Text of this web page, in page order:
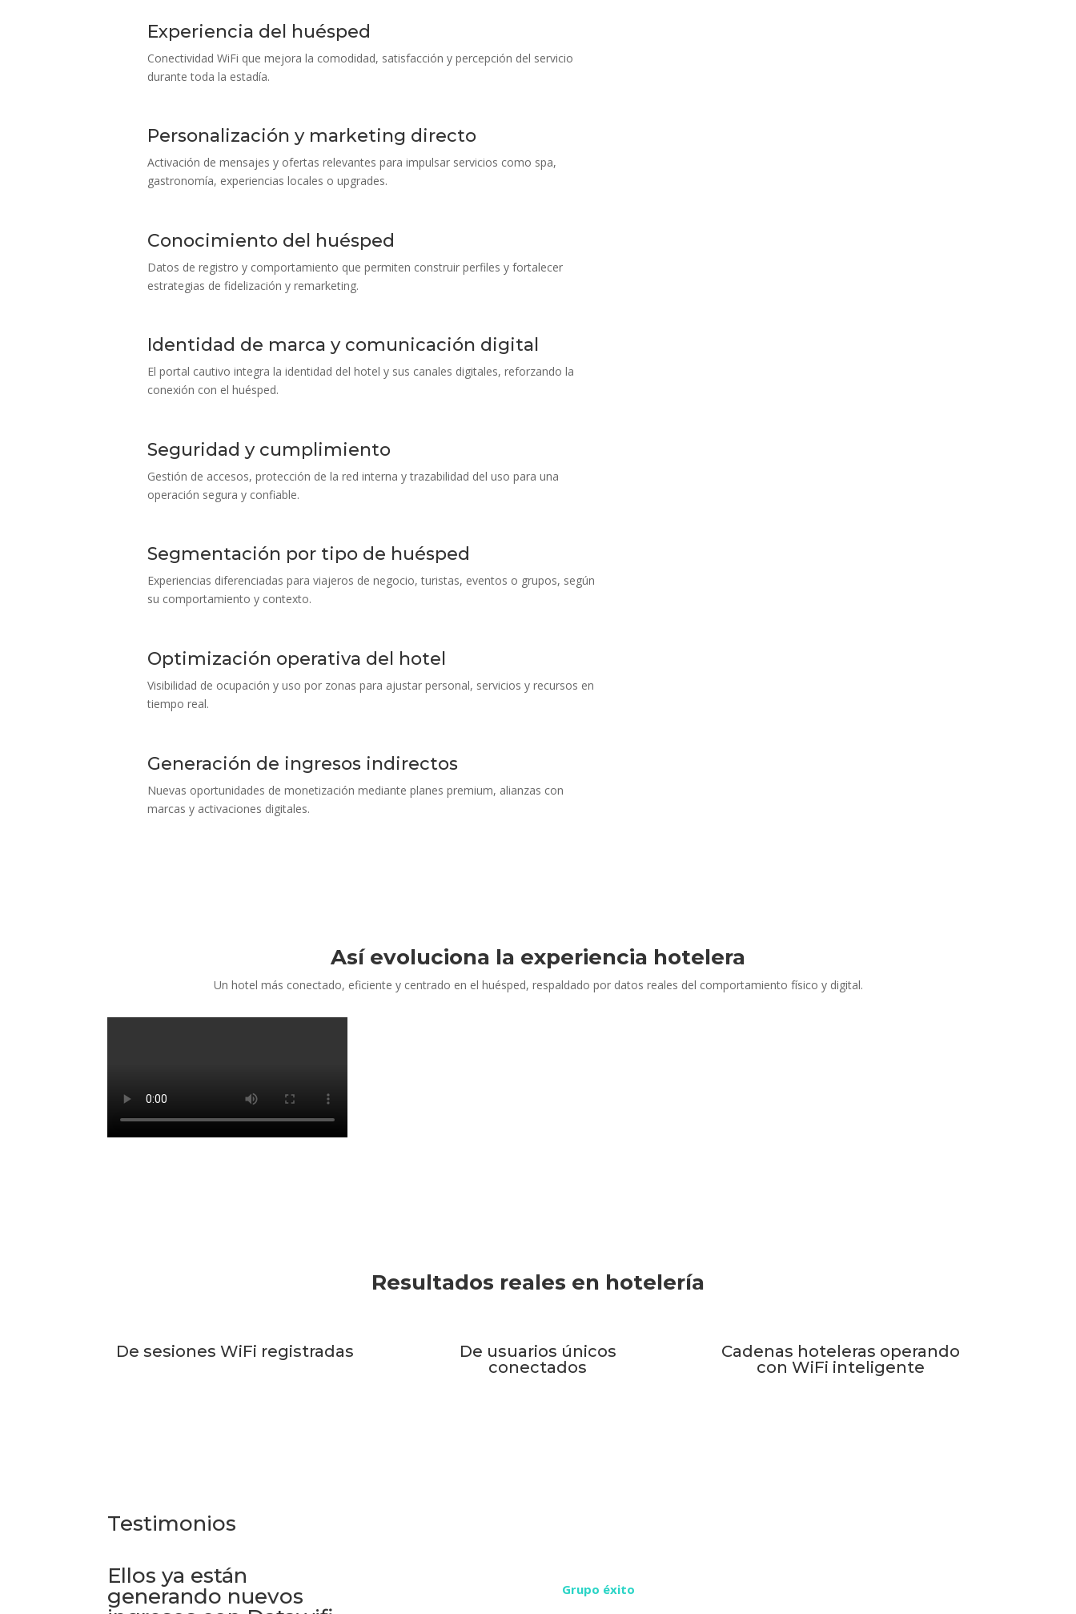
Experiencia del huésped
Conectividad WiFi que mejora la comodidad, satisfacción y percepción del servicio
durante toda la estadía.
Personalización y marketing directo
Activación de mensajes y ofertas relevantes para impulsar servicios como spa,
gastronomía, experiencias locales o upgrades.
Conocimiento del huésped
Datos de registro y comportamiento que permiten construir perfiles y fortalecer
estrategias de fidelización y remarketing.
Identidad de marca y comunicación digital
El portal cautivo integra la identidad del hotel y sus canales digitales, reforzando la
conexión con el huésped.
Seguridad y cumplimiento
Gestión de accesos, protección de la red interna y trazabilidad del uso para una
operación segura y confiable.
Segmentación por tipo de huésped
Experiencias diferenciadas para viajeros de negocio, turistas, eventos o grupos, según
su comportamiento y contexto.
Optimización operativa del hotel
Visibilidad de ocupación y uso por zonas para ajustar personal, servicios y recursos en
tiempo real.
Generación de ingresos indirectos
Nuevas oportunidades de monetización mediante planes premium, alianzas con
marcas y activaciones digitales.
Así evoluciona la experiencia hotelera
Un hotel más conectado, eficiente y centrado en el huésped, respaldado por datos reales del comportamiento físico y digital.
Resultados reales en hotelería
De sesiones WiFi registradas
De usuarios únicos
conectados
Cadenas hoteleras operando
con WiFi inteligente
Testimonios
Ellos ya están
generando nuevos
Grupo éxito